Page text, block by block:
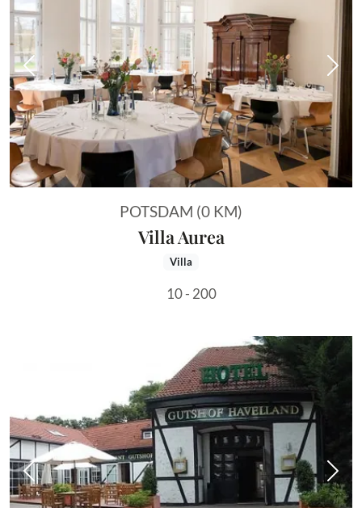
Vorheriges Bild
POTSDAM (0 KM)
Villa Aurea
Villa
10 - 200
Vorheriges Bild